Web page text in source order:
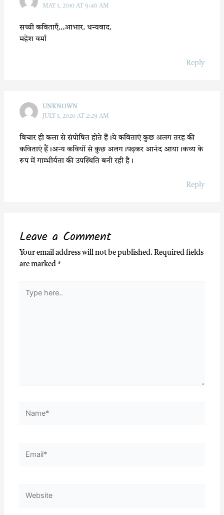
MAY 1, 2010 AT 9:46 AM
सच्ची कविताएँ…आभार. धन्यवाद.
महेश वर्मा
Reply
UNKNOWN
JULY 1, 2020 AT 2:29 AM
विचार ही कला से संपोषित होते हैं।ये कविताएं कुछ अलग तरह की
कविताएं हैं।अन्य कवियों से कुछ अलग।पढ़कर आनंद आया।कथ्य के
रूप में गाम्भीर्यता की उपस्थिति बनी रही है।
Reply
Leave a Comment
Your email address will not be published. Required fields
are marked*